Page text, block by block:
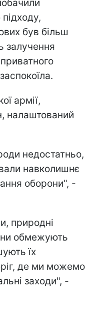
був більш
залучення
армії,
налаштований
недостатньо,
навколишнє
оборони", -
природні
обмежують
їх
де ми можемо
заходи", -